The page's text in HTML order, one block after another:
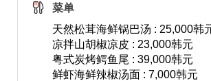
菜单
天然松茸海鲜锅巴汤 : 25,000韩
凉拌山胡椒凉皮 : 23,000韩元
粤式炭烤鳄鱼尾 : 39,000韩元
鲜虾海鲜辣椒汤面 : 7,000韩元